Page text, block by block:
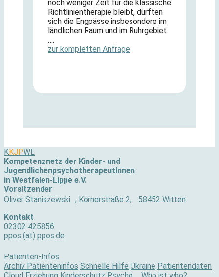
noch weniger Zeit für die klassische
Richtlinientherapie bleibt, dürften
sich die Engpässe insbesondere im
ländlichen Raum und im Ruhrgebiet
….
zur kompletten Anfrage
KKJPWL
Kompetenznetz der Kinder- und
JugendlichenpsychotherapeutInnen
in Westfalen-Lippe e.V.
Vorsitzender
Oliver Staniszewski , Körnerstraße 2, 58452 Witten
Kontakt
02302 425856
ppos (at) ppos.de
Patienten-Infos
Archiv Patienteninfos Schnelle Hilfe Ukraine Patientendaten